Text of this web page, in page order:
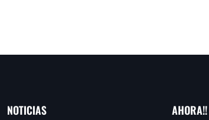
NOTICIAS AHORA!!